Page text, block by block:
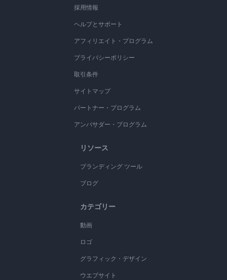
採用情報
ヘルプとサポート
アフィリエイト・プログラム
プライバシーポリシー
取引条件
サイトマップ
パートナー・プログラム
アンバサダー・プログラム
リソース
ブランディング ツール
ブログ
カテゴリー
動画
ロゴ
グラフィック・デザイン
ウエブサイト